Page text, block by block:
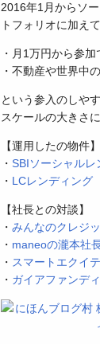
2016年1月からソ
トフォリオに加え
・月1万円から参加
・不動産や世界中
という参入のしやす
スケールの大きさ
【運用したの物件】
・ SBIソーシャルレ
・ LCレンディング
【社長との対談】
・ みんなのクレジ
・ maneoの瀧本社
・ スマートエクイ
・ ガイアファンデ